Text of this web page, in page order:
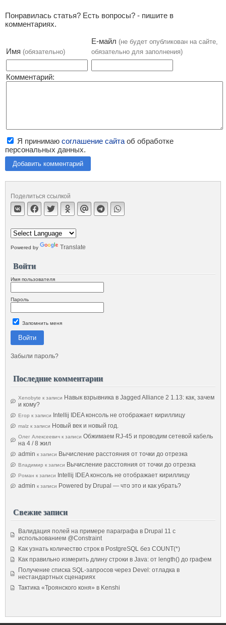
Понравилась статья? Есть вопросы? - пишите в
комментариях.
Имя (обязательно)
Е-майл (не будет опубликован на сайте,
обязательно для заполнения)
Комментарий:
Я принимаю соглашение сайта об обработке
персональных данных.
Добавить комментарий
Поделиться ссылкой
Powered by Translate
Войти
Имя пользователя
Пароль
Запомнить меня
Войти
Забыли пароль?
Последние комментарии
Xenobyte к записи Навык взрывника в Jagged Alliance 2 1.13: как, зачем
и кому?
Егор к записи Intellij IDEA консоль не отображает кириллицу
malz к записи Новый век и новый год.
Олег Алексеевич к записи Обжимаем RJ-45 и проводим сетевой кабель
на 4 / 8 жил
admin к записи Вычисление расстояния от точки до отрезка
Владимир к записи Вычисление расстояния от точки до отрезка
Роман к записи
Intellij IDEA консоль не отображает кириллицу
admin к записи Powered by Drupal — что это и как убрать?
Свежие записи
Валидация полей на примере параграфа в Drupal 11 с
использованием @Constraint
Как узнать количество строк в PostgreSQL без COUNT(*)
Как правильно измерить длину строки в Java: от length() до графем
Получение списка SQL-запросов через Devel: отладка в
нестандартных сценариях
Тактика «Троянского коня» в Kenshi